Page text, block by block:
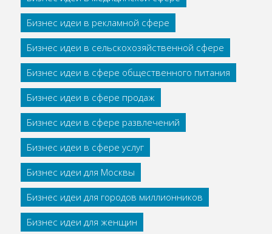
Бизнес идеи в рекламной сфере
Бизнес идеи в сельскохозяйственной сфере
Бизнес идеи в сфере общественного питания
Бизнес идеи в сфере продаж
Бизнес идеи в сфере развлечений
Бизнес идеи в сфере услуг
Бизнес идеи для Москвы
Бизнес идеи для городов миллионников
Бизнес идеи для женщин